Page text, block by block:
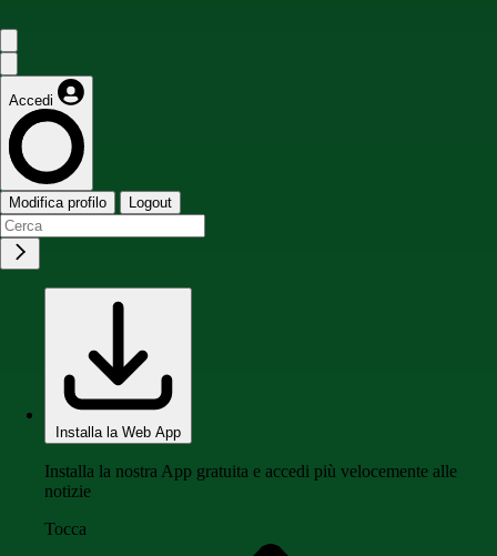
Accedi
Modifica profilo Logout
Installa la Web App
Installa la nostra App gratuita e accedi più velocemente alle
notizie
Tocca